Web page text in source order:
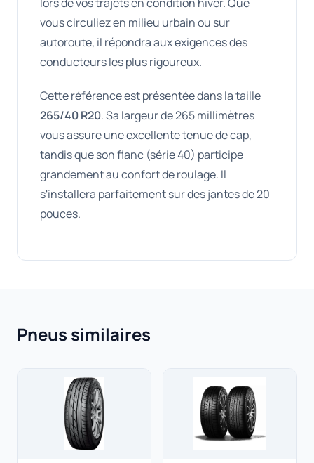
vous circuliez en milieu urbain ou sur
autoroute, il répondra aux exigences des
conducteurs les plus rigoureux.
Cette référence est présentée dans la taille
265/40 R20. Sa largeur de 265 millimètres
vous assure une excellente tenue de cap,
tandis que son flanc (série 40) participe
grandement au confort de roulage. Il
s'installera parfaitement sur des jantes de 20
pouces.
Pneus similaires